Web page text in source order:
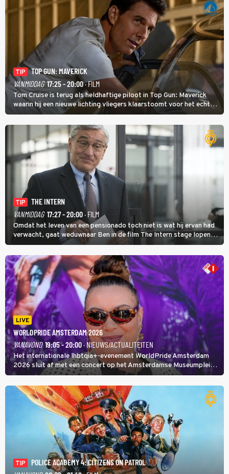
TIP
TOP GUN: MAVERICK
VANMIDDAG 17:25 - 20:00· FILM
Tom Cruise is terug als heldhaftige piloot in Top Gun: Maverick
waarin hij een nieuwe lichting vliegers klaarstoomt voor het echte
werk.
TIP
THE INTERN
VANMIDDAG 17:27 - 20:00· FILM
Omdat het leven van een pensionado toch niet is wat hij ervan had
verwacht, gaat weduwnaar Ben in de film The Intern stage lopen
bij de hippe webwinkel van Jules, wat een gouden zet blijkt te zijn.
LIVE
WORLDPRIDE AMSTERDAM 2026
VANAVOND 19:05 - 20:00· NIEUWS/ACTUALITEITEN
Het internationale lhbtqia+-evenement WorldPride Amsterdam
2026 sluit af met een concert op het Amsterdamse Museumplein.
Anita Doth is een van de optredende artiesten. In de jaren 90
veroverde ze de wereld als zangeres van 2Unlimited.
TIP
POLICE ACADEMY 4: CITIZENS ON PATROL